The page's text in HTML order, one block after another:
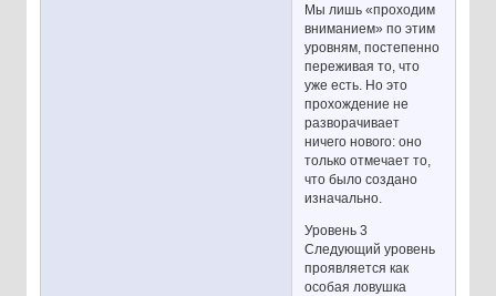
Мы лишь «проходим
вниманием» по этим
уровням, постепенно
переживая то, что
уже есть. Но это
прохождение не
разворачивает
ничего нового: оно
только отмечает то,
что было создано
изначально.
Уровень 3
Следующий уровень
проявляется как
особая ловушка